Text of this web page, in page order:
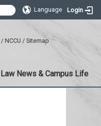
Language Login
/ NCCU / Sitemap
Law News & Campus Life